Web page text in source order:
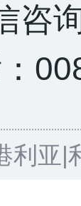
咨
利亚|